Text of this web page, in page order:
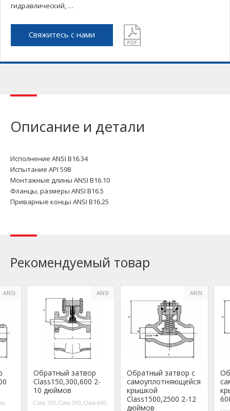
гидравлический, …
Свяжитесь с нами
Описание и детали
Исполнение ANSI B16.34
Испытание API 598
Монтажные длины ANSI B16.10
Фланцы, размеры ANSI B16.5
Приварные концы ANSI B16.25
Рекомендуемый товар
ANSI ANSI
Обратный затвор
Class150,300,600 2-
10 дюймов
Class 150, Class 300, Class 600,
ANSI
Обратный затвор с
самоуплотняющейся
крышкой
Class1500,2500 2-12
дюймов